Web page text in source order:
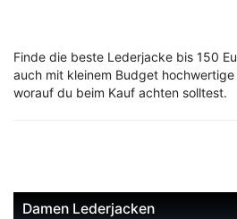
Finde die beste Lederjacke bis 150
auch mit kleinem Budget
worauf du beim Kauf achten solltest.
Damen Lederjacken